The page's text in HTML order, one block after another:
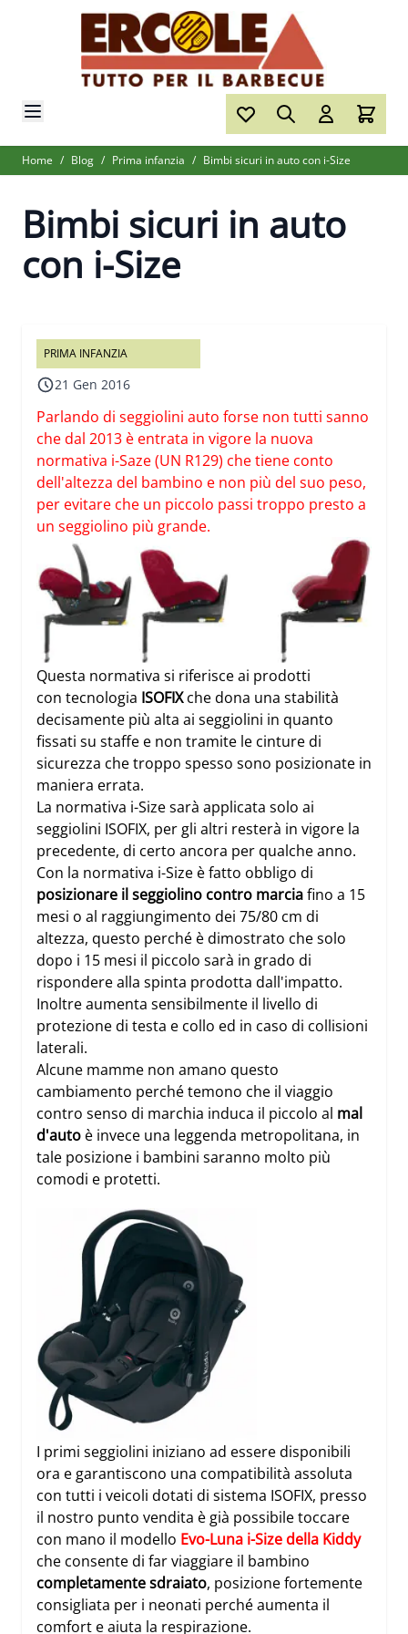
Salta al contenuto
Home / Blog / Prima infanzia / Bimbi sicuri in auto con i-Size
Bimbi sicuri in auto
con i-Size
PRIMA INFANZIA
21 Gen 2016
Parlando di seggiolini auto forse non tutti sanno
che dal 2013 è entrata in vigore la nuova
normativa i-Saze (UN R129) che tiene conto
dell'altezza del bambino e non più del suo peso,
per evitare che un piccolo passi troppo presto a
un seggiolino più grande.
Questa normativa si riferisce ai prodotti
con tecnologia ISOFIXche dona una stabilità
decisamente più alta ai seggiolini in quanto
fissati su staffe e non tramite le cinture di
sicurezza che troppo spesso sono posizionate in
maniera errata.
La normativa i-Size sarà applicata solo ai
seggiolini ISOFIX, per gli altri resterà in vigore la
precedente, di certo ancora per qualche anno.
Con la normativa i-Size è fatto obbligo di
posizionare il seggiolino contro marciafino a 15
mesi o al raggiungimento dei 75/80 cm di
altezza, questo perché è dimostrato che solo
dopo i 15 mesi il piccolo sarà in grado di
rispondere alla spinta prodotta dall'impatto.
Inoltre aumenta sensibilmente il livello di
protezione di testa e collo ed in caso di collisioni
laterali.
Alcune mamme non amano questo
cambiamento perché temono che il viaggio
contro senso di marchia induca il piccolo al mal
d'auto è invece una leggenda metropolitana, in
tale posizione i bambini saranno molto più
comodi e protetti.
I primi seggiolini iniziano ad essere disponibili
ora e garantiscono una compatibilità assoluta
con tutti i veicoli dotati di sistema ISOFIX, presso
il nostro punto vendita è già possibile toccare
con mano il modello Evo-Luna i-Size della Kiddy
che consente di far viaggiare il bambino
completamente sdraiato, posizione fortemente
consigliata per i neonati perché aumenta il
comfort e aiuta la respirazione.